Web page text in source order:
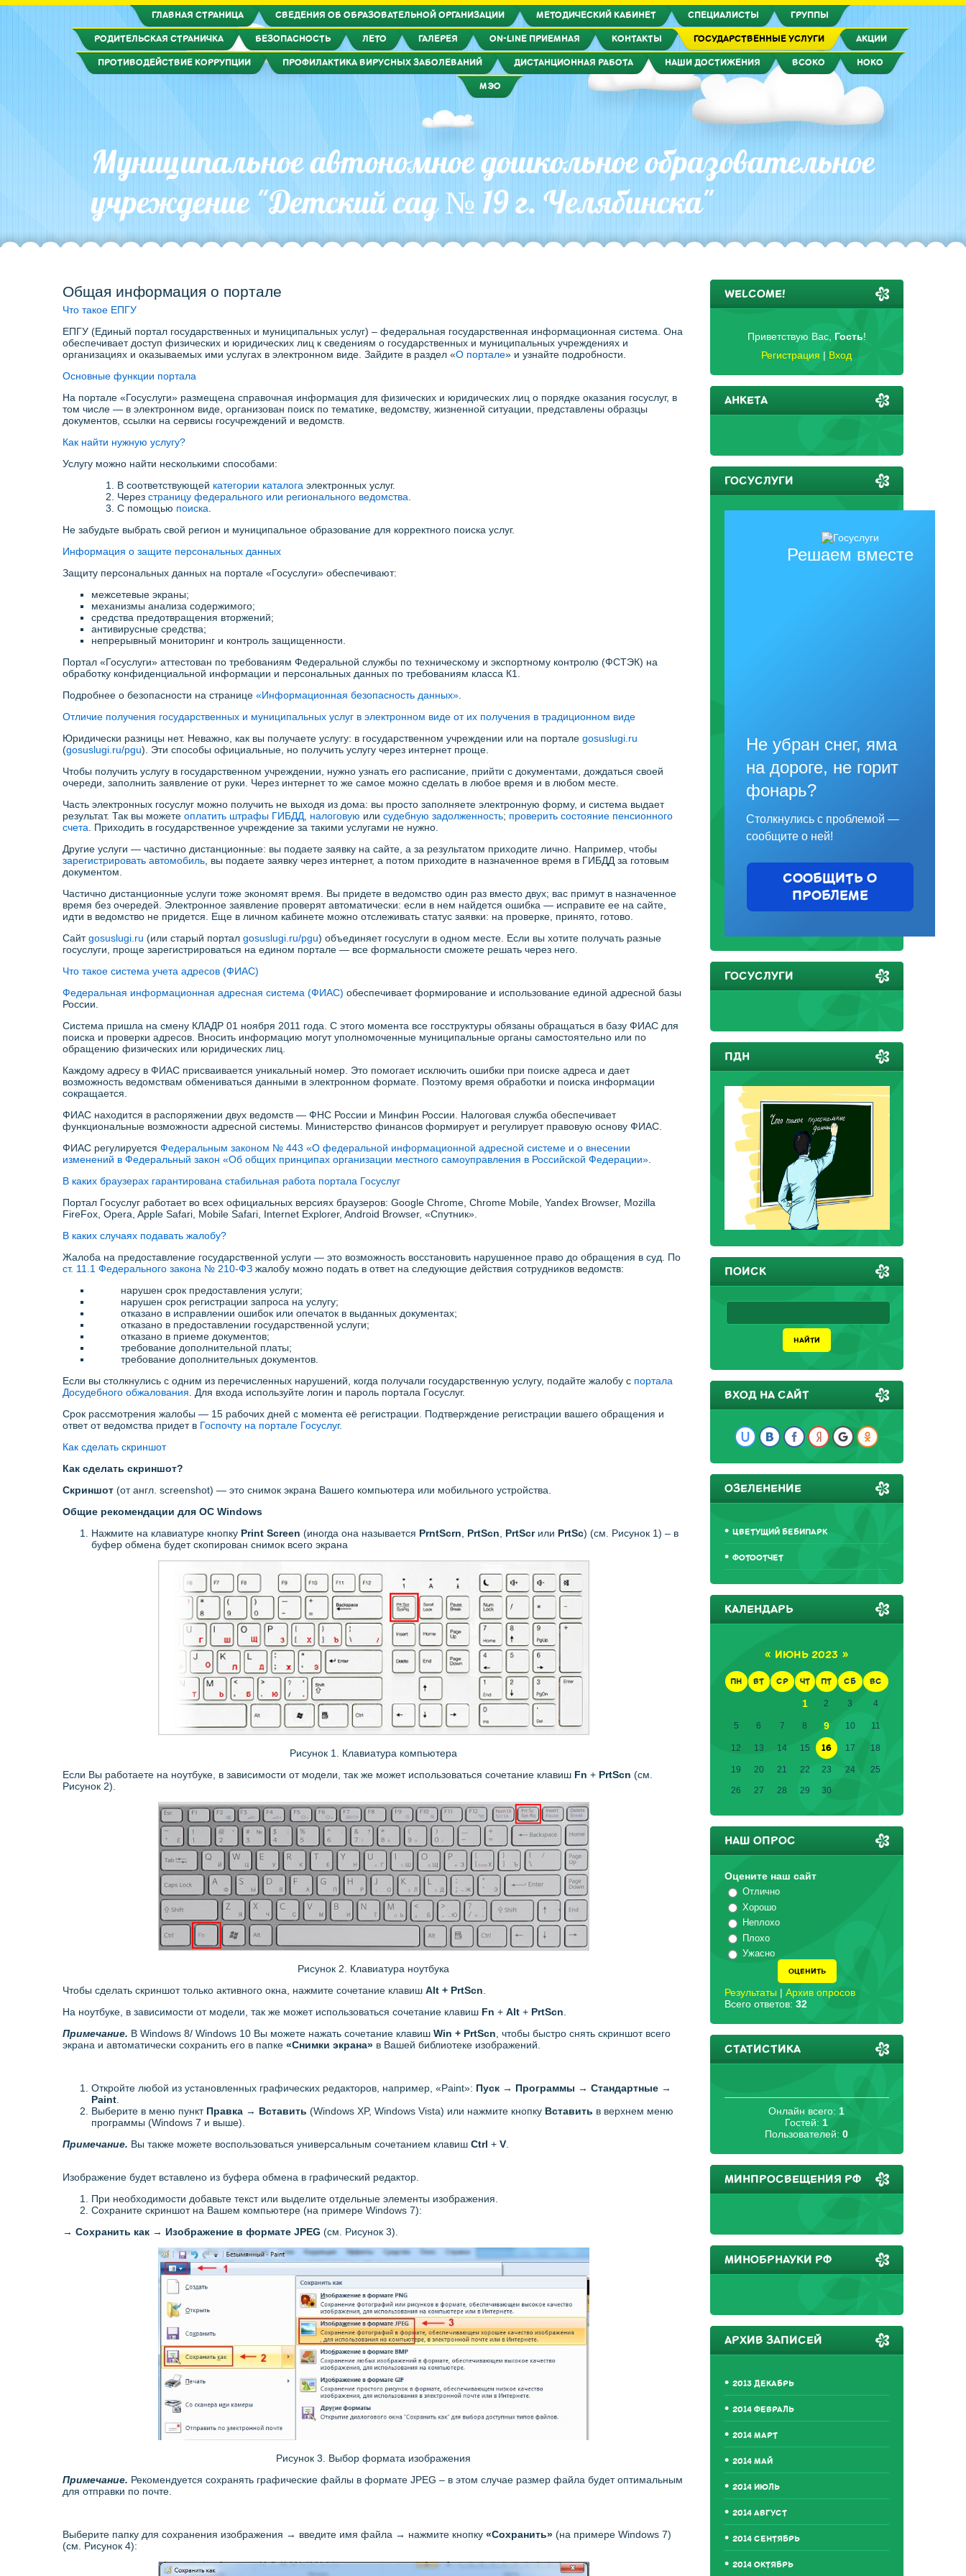
ГЛАВНАЯ СТРАНИЦА СВЕДЕНИЯ ОБ ОБРАЗОВАТЕЛЬНОЙ ОРГАНИЗАЦИИ МЕТОДИЧЕСКИЙ КАБИНЕТ СПЕЦИАЛИСТЫ ГРУППЫ
РОДИТЕЛЬСКАЯ СТРАНИЧКА БЕЗОПАСНОСТЬ ЛЕТО ГАЛЕРЕЯ ON-LINE ПРИЕМНАЯ КОНТАКТЫ ГОСУДАРСТВЕННЫЕ УСЛУГИ АКЦИИ
ПРОТИВОДЕЙСТВИЕ КОРРУПЦИИ ПРОФИЛАКТИКА ВИРУСНЫХ ЗАБОЛЕВАНИЙ ДИСТАНЦИОННАЯ РАБОТА НАШИ ДОСТИЖЕНИЯ ВСОКО НОКО
МЭО
Муниципальное автономное дошкольное образовательное
учреждение "Детский сад № 19 г. Челябинска"
Общая информация о портале
Что такое ЕПГУ
ЕПГУ (Единый портал государственных и муниципальных услуг) – федеральная государственная информационная система. Она
обеспечивает доступ физических и юридических лиц к сведениям о государственных и муниципальных учреждениях и
организациях и оказываемых ими услугах в электронном виде. Зайдите в раздел «О портале» и узнайте подробности.
Основные функции портала
На портале «Госуслуги» размещена справочная информация для физических и юридических лиц о порядке оказания госуслуг, в
том числе — в электронном виде, организован поиск по тематике, ведомству, жизненной ситуации, представлены образцы
документов, ссылки на сервисы госучреждений и ведомств.
Как найти нужную услугу?
Услугу можно найти несколькими способами:
1. В соответствующей категории каталога электронных услуг.
2. Через страницу федерального или регионального ведомства
3. С помощью поиска
Не забудьте выбрать свой регион и муниципальное образование для корректного поиска услуг.
Информация о защите персональных данных
Защиту персональных данных на портале «Госуслуги» обеспечивают:
межсетевые экраны;
механизмы анализа содержимого;
средства предотвращения вторжений;
антивирусные средства;
непрерывный мониторинг и контроль защищенности.
Портал «Госуслуги» аттестован по требованиям Федеральной службы по техническому и экспортному контролю (ФСТЭК) на
обработку конфиденциальной информации и персональных данных по требованиям класса К1.
Подробнее о безопасности на странице «Информационная безопасность данных»
Отличие получения государственных и муниципальных услуг в электронном виде от их получения в традиционном виде
Юридически разницы нет. Неважно, как вы получаете услугу: в государственном учреждении или на портале gosuslugi.ru
(gosuslugi.ru/pgu). Эти способы официальные, но получить услугу через интернет проще.
Чтобы получить услугу в государственном учреждении, нужно узнать его расписание, прийти с документами, дождаться своей
очереди, заполнить заявление от руки. Через интернет то же самое можно сделать в любое время и в любом месте.
Часть электронных госуслуг можно получить не выходя из дома: вы просто заполняете электронную форму, и система выдает
результат. Так вы можете оплатить штрафы ГИБДД налоговую или судебную задолженность; проверить состояние пенсионного
счета . Приходить в государственное учреждение за такими услугами не нужно.
Другие услуги — частично дистанционные: вы подаете заявку на сайте, а за результатом приходите лично. Например, чтобы
зарегистрировать автомобиль , вы подаете заявку через интернет, а потом приходите в назначенное время в ГИБДД за готовым
документом.
Частично дистанционные услуги тоже экономят время. Вы придете в ведомство один раз вместо двух; вас примут в назначенное
время без очередей. Электронное заявление проверят автоматически: если в нем найдется ошибка — исправите ее на сайте,
идти в ведомство не придется. Еще в личном кабинете можно отслеживать статус заявки: на проверке, принято, готово.
Сайтgosuslugi.ru (или старый портал gosuslugi.ru/pgu) объединяет госуслуги в одном месте. Если вы хотите получать разные
госуслуги, проще зарегистрироваться на едином портале — все формальности сможете решать через него.
Что такое система учета адресов (ФИАС)
Федеральная информационная адресная система (ФИАС) обеспечивает формирование и использование единой адресной базы
России.
Система пришла на смену КЛАДР 01 ноября 2011 года. С этого момента все госструктуры обязаны обращаться в базу ФИАС для
поиска и проверки адресов. Вносить информацию могут уполномоченные муниципальные органы самостоятельно или по
обращению физических или юридических лиц.
Каждому адресу в ФИАС присваивается уникальный номер. Это помогает исключить ошибки при поиске адреса и дает
возможность ведомствам обмениваться данными в электронном формате. Поэтому время обработки и поиска информации
сокращается.
ФИАС находится в распоряжении двух ведомств — ФНС России и Минфин России. Налоговая служба обеспечивает
функциональные возможности адресной системы. Министерство финансов формирует и регулирует правовую основу ФИАС.
ФИАС регулируется Федеральным законом № 443 «О федеральной информационной адресной системе и о внесении
изменений в Федеральный закон «Об общих принципах организации местного самоуправления в Российской Федерации»
В каких браузерах гарантирована стабильная работа портала Госуслуг
Портал Госуслуг работает во всех официальных версиях браузеров: Google Chrome, Chrome Mobile, Yandex Browser, Mozilla
FireFox, Opera, Apple Safari, Mobile Safari, Internet Explorer, Android Browser, «Спутник».
В каких случаях подавать жалобу?
Жалоба на предоставление государственной услуги — это возможность восстановить нарушенное право до обращения в суд. По
ст. 11.1 Федерального закона № 210-ФЗ жалобу можно подать в ответ на следующие действия сотрудников ведомств:
нарушен срок предоставления услуги;
нарушен срок регистрации запроса на услугу;
отказано в исправлении ошибок или опечаток в выданных документах;
отказано в предоставлении государственной услуги;
отказано в приеме документов;
требование дополнительной платы;
требование дополнительных документов.
Если вы столкнулись с одним из перечисленных нарушений, когда получали государственную услугу, подайте жалобу с портала
Досудебного обжалования . Для входа используйте логин и пароль портала Госуслуг.
Срок рассмотрения жалобы — 15 рабочих дней с момента её регистрации. Подтверждение регистрации вашего обращения и
ответ от ведомства придет в Госпочту на портале Госуслуг.
Как сделать скриншот
Как сделать скриншот?
Скриншот (от англ. screenshot) — это снимок экрана Вашего компьютера или мобильного устройства.
Общие рекомендации для ОС Windows
Нажмите на клавиатуре кнопку Print Screen (иногда она называется PrntScrn PrtScn PrtScrили PrtSc) (см. Рисунок 1) – в
буфер обмена будет скопирован снимок всего экрана
Рисунок 1. Клавиатура компьютера
Если Вы работаете на ноутбуке, в зависимости от модели, так же может использоваться сочетание клавиш Fn + PrtScn (см.
Рисунок 2).
Рисунок 2. Клавиатура ноутбука
Чтобы сделать скриншот только активного окна, нажмите сочетание клавиш Alt + PrtScn
На ноутбуке, в зависимости от модели, так же может использоваться сочетание клавиш Fn + Alt + PrtScn
Примечание. В Windows 8/ Windows 10 Вы можете нажать сочетание клавиш Win + PrtScn , чтобы быстро снять скриншот всего
экрана и автоматически сохранить его в папке «Снимки экрана» в Вашей библиотеке изображений.
Откройте любой из установленных графических редакторов, например, «Paint»: Пуск → Программы → Стандартные →
Paint
Выберите в меню пункт Правка → Вставить (Windows XP, Windows Vista) или нажмите кнопку Вставить в верхнем меню
программы (Windows 7 и выше).
Примечание. Вы также можете воспользоваться универсальным сочетанием клавиш Ctrl + V
Изображение будет вставлено из буфера обмена в графический редактор.
При необходимости добавьте текст или выделите отдельные элементы изображения.
Сохраните скриншот на Вашем компьютере (на примере Windows 7):
→ Сохранить как → Изображение в формате JPEG (см. Рисунок 3).
Рисунок 3. Выбор формата изображения
Примечание. Рекомендуется сохранять графические файлы в формате JPEG – в этом случае размер файла будет оптимальным
для отправки по почте.
Выберите папку для сохранения изображения → введите имя файла → нажмите кнопку «Сохранить» (на примере Windows 7)
(см. Рисунок 4):
WELCOME!
Приветствую Вас, Гость!
Регистрация | Вход
АНКЕТА
ГОСУСЛУГИ
Решаем вместе
Не убран снег, яма
на дороге, не горит
фонарь?
Столкнулись с проблемой —
сообщите о ней!
СООБЩИТЬ О
ПРОБЛЕМЕ
ГОСУСЛУГИ
ПДН
ПОИСК
ВХОД НА САЙТ
ОЗЕЛЕНЕНИЕ
ЦВЕТУЩИЙ БЕБИПАРК
ФОТООТЧЕТ
КАЛЕНДАРЬ
« ИЮНЬ 2023 »
ПН ВТ СР ЧТ ПТ СБ ВС
1 2 3 4
5 6 7 8 9 10 11
12 13 14 15 16 17 18
19 20 21 22 23 24 25
26 27 28 29 30
НАШ ОПРОС
Оцените наш сайт
Отлично
Хорошо
Неплохо
Плохо
Ужасно
Результаты | Архив опросов
Всего ответов: 32
СТАТИСТИКА
Онлайн всего: 1
Гостей: 1
Пользователей:0
МИНПРОСВЕЩЕНИЯ РФ
МИНОБРНАУКИ РФ
АРХИВ ЗАПИСЕЙ
2013 ДЕКАБРЬ
2014 ФЕВРАЛЬ
2014 МАРТ
2014 МАЙ
2014 ИЮЛЬ
2014 АВГУСТ
2014 СЕНТЯБРЬ
2014 ОКТЯБРЬ